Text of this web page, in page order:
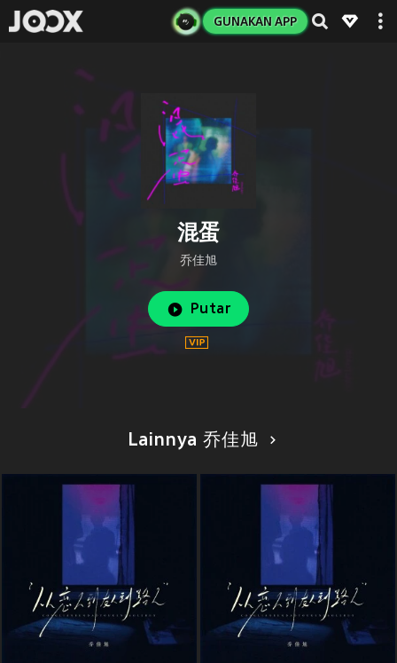
GUNAKAN APP
混蛋
乔佳旭
Putar
Lainnya 乔佳旭